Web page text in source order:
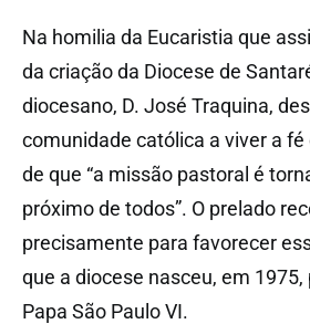
Na homilia da Eucaristia que
da criação da Diocese de
diocesano, D. José Traquina,
comunidade católica a viver a
de que “a missão pastoral é
próximo de todos”. O prelado
precisamente para favorecer
que a diocese nasceu, em
Papa São Paulo VI.